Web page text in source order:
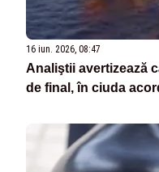
16 iun. 2026, 08:47
Analiştii avertizează
de final, în ciuda